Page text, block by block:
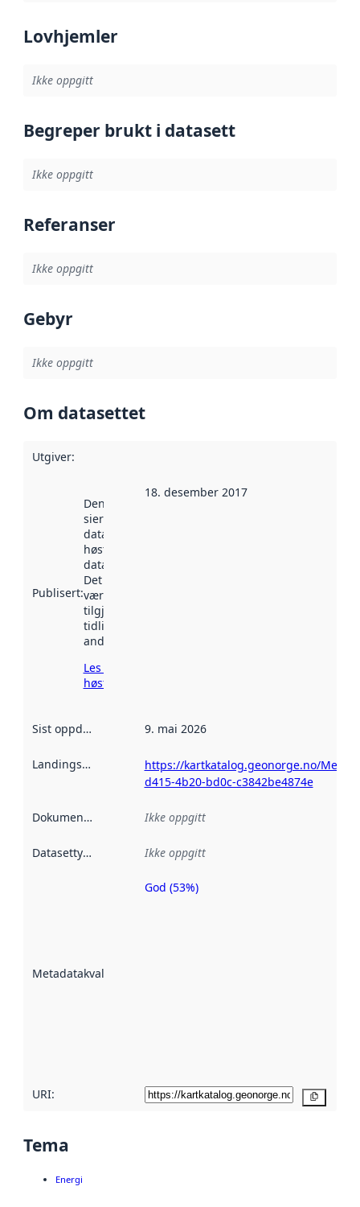
Lovhjemler
Ikke oppgitt
Begreper brukt i datasett
Ikke oppgitt
Referanser
Ikke oppgitt
Gebyr
Ikke oppgitt
Om datasettet
Utgiver:
Publisert:
Denne datoen
sier når
datasettet ble
høstet av
data.norge.no.
Det kan ha
vært
tilgjengelig
tidligere
andre steder.
Les mer om
høsting her
18. desember 2017
Sist oppdatert 9. mai 2026
Landingsside
https://kartkatalog.geonorge.no/
d415-4b20-bd0c-c3842be4874e
Dokumentasjon Ikke oppgitt
Datasettype Ikke oppgitt
Metadatakvalitet
Metadatakvalitet
God (53%)
URI:
Tema
Energi